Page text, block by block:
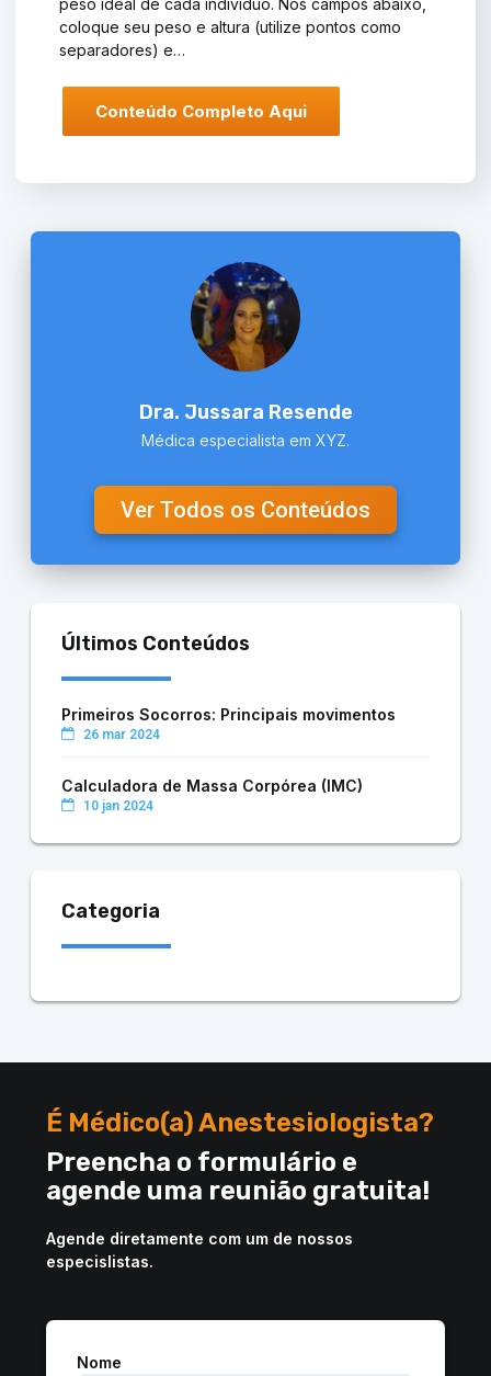
peso ideal de cada indivíduo. Nos campos abaixo,
coloque seu peso e altura (utilize pontos como
separadores) e…
Conteúdo Completo Aqui
Dra. Jussara Resende
Médica especialista em XYZ.
Ver Todos os Conteúdos
Últimos Conteúdos
Primeiros Socorros: Principais movimentos
26 mar 2024
Calculadora de Massa Corpórea (IMC)
10 jan 2024
Categoria
É Médico(a) Anestesiologista?
Preencha o formulário e
agende uma reunião gratuita!
Agende diretamente com um de nossos
especislistas.
Nome